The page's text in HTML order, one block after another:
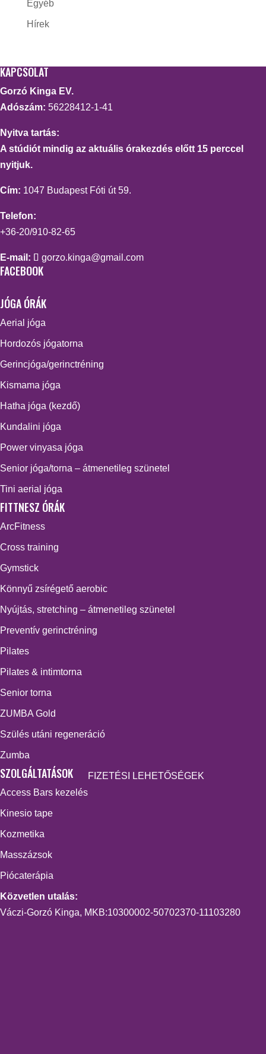
Egyéb
Hírek
KAPCSOLAT
Gorzó Kinga EV.
Adószám: 56228412-1-41
Nyitva tartás:
A stúdiót mindig az aktuális órakezdés előtt 15 perccel
nyitjuk.
Cím: 1047 Budapest Fóti út 59.
Telefon:
+36-20/910-82-65
E-mail: gorzo.kinga@gmail.com
FACEBOOK
JÓGA ÓRÁK
Aerial jóga
Hordozós jógatorna
Gerincjóga/gerinctréning
Kismama jóga
Hatha jóga (kezdő)
Kundalini jóga
Power vinyasa jóga
Senior jóga/torna – átmenetileg szünetel
Tini aerial jóga
FITTNESZ ÓRÁK
ArcFitness
Cross training
Gymstick
Könnyű zsírégető aerobic
Nyújtás, stretching – átmenetileg szünetel
Preventív gerinctréning
Pilates
Pilates & intimtorna
Senior torna
ZUMBA Gold
Szülés utáni regeneráció
Zumba
SZOLGÁLTATÁSOK
Access Bars kezelés
Kinesio tape
Kozmetika
Masszázsok
Piócaterápia
FIZETÉSI LEHETŐSÉGEK
Közvetlen utalás:
Váczi-Gorzó Kinga, MKB:10300002-50702370-11103280